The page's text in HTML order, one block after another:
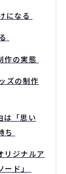
になる
作の実態
ズの制作
は「思い
ち
リジナルア
ド」